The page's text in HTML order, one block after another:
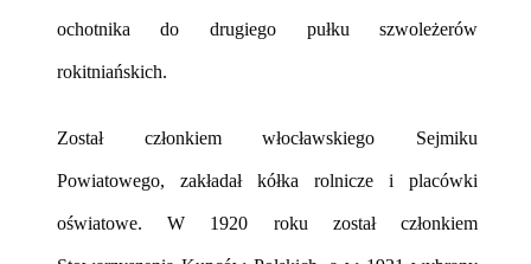
ochotnika do drugiego pułku szwoleżerów
rokitniańskich.
Został członkiem włocławskiego Sejmiku
Powiatowego, zakładał kółka rolnicze i placówki
oświatowe. W 1920 roku został członkiem